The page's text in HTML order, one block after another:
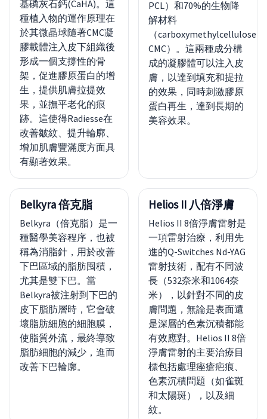
基磷灰石鈣(CaHA)。這
種植入物的運作原理在
於其微晶球隨著CMC凝
膠載體注入皮下組織後
形成一個支撐性的骨
架，促進膠原蛋白的增
生，提供肌膚拉提效
果，並撫平老化的痕
跡。這使得Radiesse在
改善皺紋、提升輪廓、
增加肌膚豐滿度方面具
有顯著效果。
PCL）和70%的生物降
解材料
（carboxymethylcellulose，
CMC）。這兩種成分構
成的凝膠體可以注入皮
膚，以達到填充和提拉
的效果，同時刺激膠原
蛋白再生，達到長期的
美容效果。
Belkyra 倍克脂
Belkyra（倍克脂）是一
種醫學美容程序，也被
稱為消脂針，用於改善
下巴區域的脂肪囤積，
尤其是雙下巴。當
Belkyra被注射到下巴的
皮下脂肪層時，它會破
壞脂肪細胞的細胞膜，
使脂質外流，最終導致
脂肪細胞的減少，進而
改善下巴輪廓。
Helios II 八倍淨膚
Helios II 8倍淨膚雷射是
一項雷射治療，利用先
進的Q-Switches Nd-YAG
雷射技術，配有不同波
長（532奈米和1064奈
米），以針對不同的皮
膚問題，無論是表面還
是深層的色素沉積都能
有效應對。Helios II 8倍
淨膚雷射的主要治療目
標包括處理痤瘡疤痕、
色素沉積問題（如雀斑
和太陽斑），以及細
紋。